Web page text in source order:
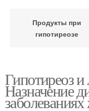
Продукты при
гипотиреозе
Диеты при
Гипотиреоз и
Назначение